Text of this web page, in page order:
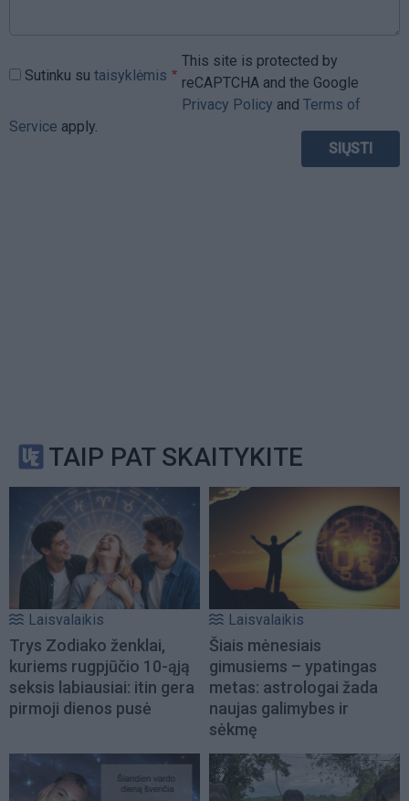
Sutinku su taisyklėmis
This site is protected by
reCAPTCHA and the Google
Privacy Policy and Terms of
Service apply.
TAIP PAT SKAITYKITE
Laisvalaikis
Trys Zodiako ženklai,
kuriems rugpjūčio 10-ąją
seksis labiausiai: itin gera
pirmoji dienos pusė
Laisvalaikis
Šiais mėnesiais
gimusiems – ypatingas
metas: astrologai žada
naujas galimybes ir
sėkmę